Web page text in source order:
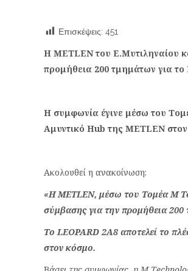
Επισκέψεις: 451
Η METLEN του Ε.Μυτιληναίου
προμήθεια 200 τμημάτων για το
Η συμφωνία έγινε μέσω του
Αμυντικό Hub της METLEN
Ακολουθεί η ανακοίνωση:
«Η METLEN, μέσω του Τομέα M
σύμβασης για την προμήθεια
Το LEOPARD 2A8 αποτελεί το
στον κόσμο.